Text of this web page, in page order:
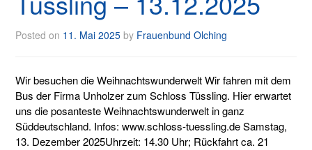
Posted on 11. Mai 2025 by Frauenbund Olching
Wir besuchen die Weihnachtswunderwelt Wir fahren mit dem
Bus der Firma Unholzer zum Schloss Tüssling. Hier erwartet
uns die posanteste Weihnachtswunderwelt in ganz
Süddeutschland. Infos: www.schloss-tuessling.de Samstag,
13. Dezember 2025Uhrzeit: 14.30 Uhr; Rückfahrt ca. 21